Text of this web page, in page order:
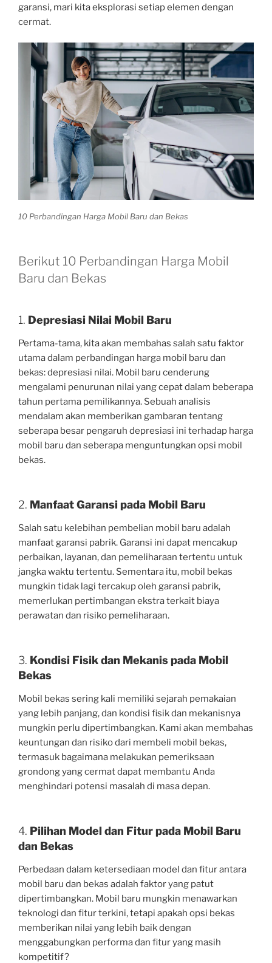
garansi, mari kita eksplorasi setiap elemen dengan
cermat.
10 Perbandingan Harga Mobil Baru dan Bekas
Berikut 10 Perbandingan Harga Mobil
Baru dan Bekas
1. Depresiasi Nilai Mobil Baru
Pertama-tama, kita akan membahas salah satu faktor
utama dalam perbandingan harga mobil baru dan
bekas: depresiasi nilai. Mobil baru cenderung
mengalami penurunan nilai yang cepat dalam beberapa
tahun pertama pemilikannya. Sebuah analisis
mendalam akan memberikan gambaran tentang
seberapa besar pengaruh depresiasi ini terhadap harga
mobil baru dan seberapa menguntungkan opsi mobil
bekas.
2. Manfaat Garansi pada Mobil Baru
Salah satu kelebihan pembelian mobil baru adalah
manfaat garansi pabrik. Garansi ini dapat mencakup
perbaikan, layanan, dan pemeliharaan tertentu untuk
jangka waktu tertentu. Sementara itu, mobil bekas
mungkin tidak lagi tercakup oleh garansi pabrik,
memerlukan pertimbangan ekstra terkait biaya
perawatan dan risiko pemeliharaan.
3. Kondisi Fisik dan Mekanis pada Mobil
Bekas
Mobil bekas sering kali memiliki sejarah pemakaian
yang lebih panjang, dan kondisi fisik dan mekanisnya
mungkin perlu dipertimbangkan. Kami akan membahas
keuntungan dan risiko dari membeli mobil bekas,
termasuk bagaimana melakukan pemeriksaan
grondong yang cermat dapat membantu Anda
menghindari potensi masalah di masa depan.
4. Pilihan Model dan Fitur pada Mobil Baru
dan Bekas
Perbedaan dalam ketersediaan model dan fitur antara
mobil baru dan bekas adalah faktor yang patut
dipertimbangkan. Mobil baru mungkin menawarkan
teknologi dan fitur terkini, tetapi apakah opsi bekas
memberikan nilai yang lebih baik dengan
menggabungkan performa dan fitur yang masih
kompetitif?